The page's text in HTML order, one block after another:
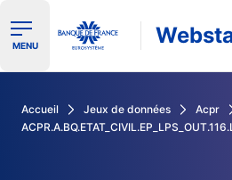
Ouvrir le menu de navigation
MENU
Accueil Jeux de données
Acpr